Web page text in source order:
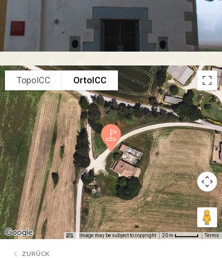
TopoICC OrtoICC
Image may be subject to copyright 20 m Terms
ZURÜCK